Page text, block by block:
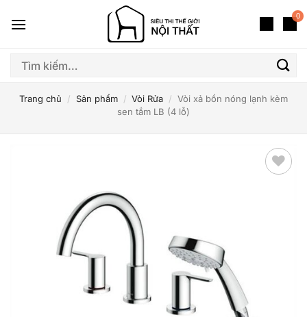
qua
dung
0
Tìm
Trang chủ / Sản phẩm / Vòi Rửa / Vòi xả bồn nóng lạnh kèm
sen tắm LB (4 lỗ)